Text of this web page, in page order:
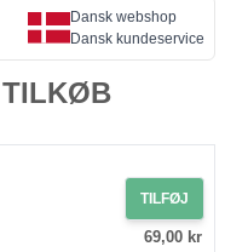
Dansk webshop
Dansk kundeservice
TILKØB
TILFØJ
69,00 kr